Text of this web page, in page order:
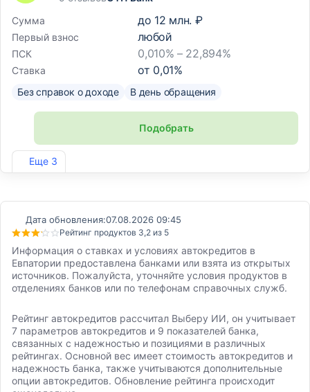
Еще 3
Сумма
до 12 млн. ₽
Первый взнос любой
ПСК 0,010% – 22,894%
Ставка от 0,01%
Без справок о доходе В день обращения
Подобрать
Лиц. №2766
Дата обновления:07.08.2026 09:45
Рейтинг продуктов 3,2 из 5
Информация о ставках и условиях автокредитов в
Евпатории предоставлена банками или взята из открытых
источников. Пожалуйста, уточняйте условия продуктов в
отделениях банков или по телефонам справочных служб.
Рейтинг автокредитов рассчитал Выберу ИИ, он учитывает
7 параметров автокредитов и 9 показателей банка,
связанных с надежностью и позициями в различных
рейтингах. Основной вес имеет стоимость автокредитов и
надежность банка, также учитываются дополнительные
опции автокредитов. Обновление рейтинга происходит